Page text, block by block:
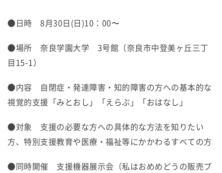
●日時 8月30日(日)10：00〜
●場所 奈良学園大学 3号館（奈良市中登美ヶ丘三丁
目15-1）
●内容 自閉症・発達障害・知的障害の方への基本的な
視覚的支援「みとおし」「えらぶ」「おはなし」
●対象 支援の必要な方への具体的な方法を知りたい
方、特別支援教育や医療・福祉等にかかわるすべての方
●同時開催 支援機器展示会（私はおめめどうの販売ブ